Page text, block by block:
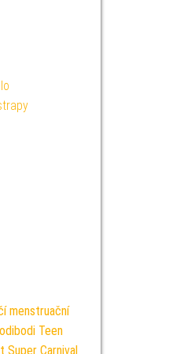
menstruační
Teen
Super Carnival